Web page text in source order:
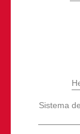
Sistema